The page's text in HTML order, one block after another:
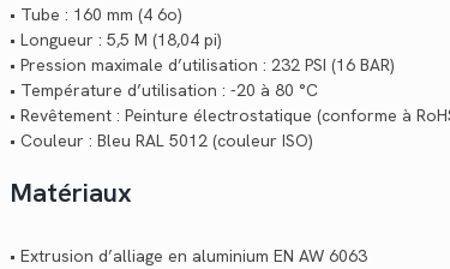
• Tube : 160 mm (4 6o)
• Longueur : 5,5 M (18,04 pi)
• Pression maximale d’utilisation : 232 PSI (16 BAR)
• Température d’utilisation : -20 à 80 °C
• Revêtement : Peinture électrostatique (conforme à
• Couleur : Bleu RAL 5012 (couleur ISO)
Matériaux
• Extrusion d’alliage en aluminium EN AW 6063